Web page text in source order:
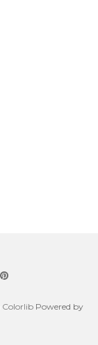
Colorlib Powered by